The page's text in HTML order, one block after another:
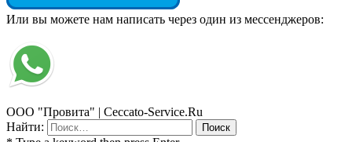
Или вы можете нам написать через один из мессенджеров:
ООО "Провита" | Ceccato-Service.Ru
Найти: